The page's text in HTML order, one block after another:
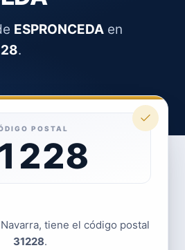
ESPRONCEDA en
.
POSTAL
Navarra, tiene el código postal
31228.